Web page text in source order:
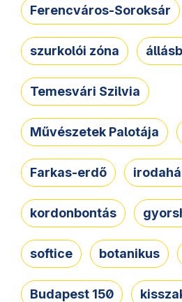
Ferencváros-Soroksár
szurkolói zóna
Temesvári Szilvia
Művészetek Palotája
Farkas-erdő
kordonbontás
softice botanikus
Budapest 150